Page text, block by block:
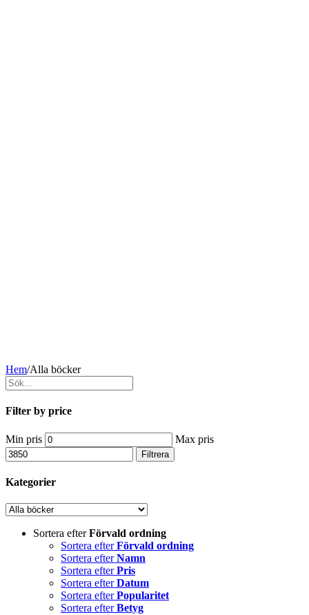
Hem/Alla böcker
Filter by price
Min pris Max pris
Filtrera
Kategorier
Sortera efterFörvald ordning
Sortera efterFörvald ordning
Sortera efterNamn
Sortera efterPris
Sortera efterDatum
Sortera efterPopularitet
Sortera efterBetyg